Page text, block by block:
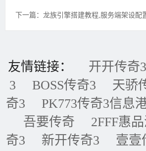
下一篇：龙族引擎搭建教程,服务端架设配
友情链接： 开开传奇3
3
BOSS传奇3 天骄
奇3
PK773传奇3信息
吾要传奇
2FFF惠
奇3
新开传奇3 壹壹